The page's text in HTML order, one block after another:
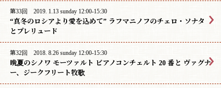
第33回 2019. 1.13 sunday 12:00-15:30
“真冬のロシアより愛を込めて” ラフマニノフのチェロ・ソナタ
とプレリュード
第32回 2018. 8.26 sunday 12:00-15:30
晩夏のシノワ モーツァルト ピアノコンチェルト 20 番と ヴァグナ
ー、ジークフリート牧歌